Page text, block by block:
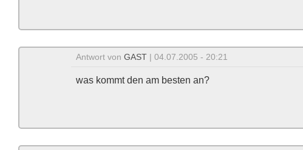
Antwort von GAST | 04.07.2005 - 20:21
was kommt den am besten an?